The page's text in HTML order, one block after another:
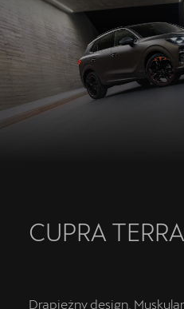
Serwis
Oryginalne części zamienne
Akcesoria CUPRA
Kontakt
CUPRA
Drapieżny design.